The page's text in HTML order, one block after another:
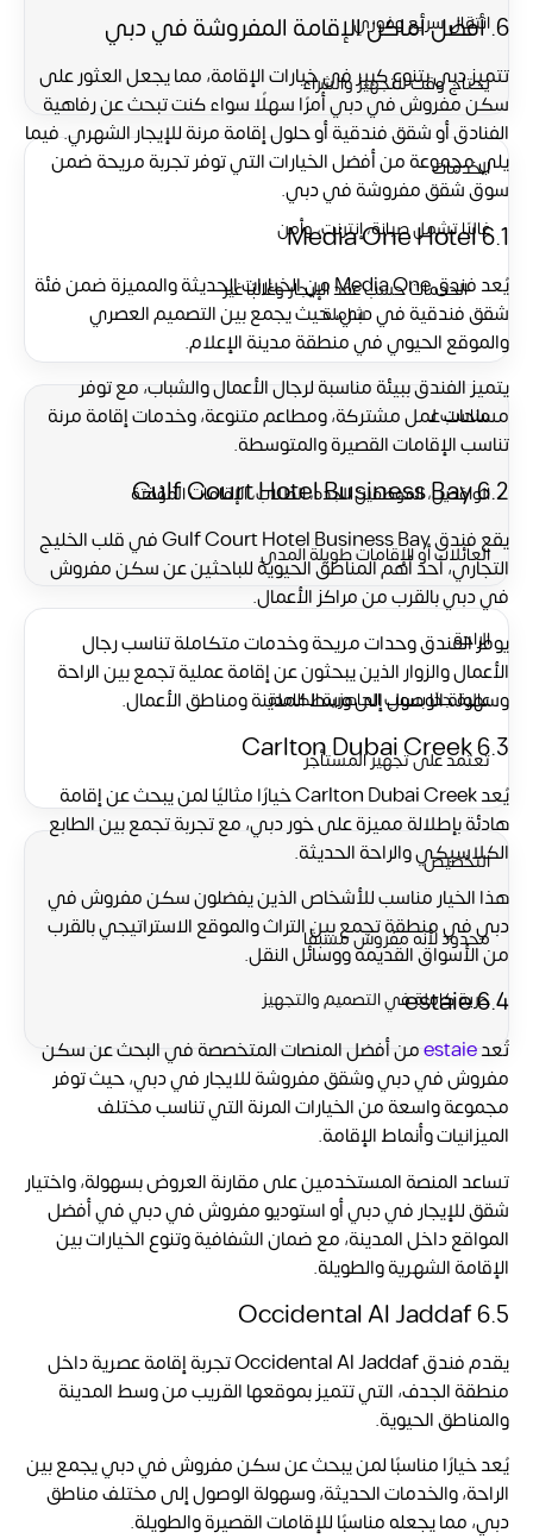
انتقال سريع وفوري
يحتاج وقت للتجهيز والشراء
الخدمات
غالبًا تشمل صيانة، إنترنت، وأمن
الخدمات حسب عقد الإيجار وغالبًا غير
شاملة
مناسب لـ
الوافدين، الموظفين الجدد، الطلاب، الإقامات المؤقتة
العائلات أو الإقامات طويلة المدى
الراحة
عالية جدًا بسبب الجاهزية الكاملة
تعتمد على تجهيز المستأجر
التخصيص
محدود لأنه مفروش مسبقًا
حرية كاملة في التصميم والتجهيز
6. أفضل أماكن الإقامة المفروشة في دبي
تتميز دبي بتنوع كبير في خيارات الإقامة، مما يجعل العثور على
سكن مفروش في دبي أمرًا سهلًا سواء كنت تبحث عن رفاهية
الفنادق أو شقق فندقية أو حلول إقامة مرنة للإيجار الشهري. فيما
يلي مجموعة من أفضل الخيارات التي توفر تجربة مريحة ضمن
سوق شقق مفروشة في دبي.
6.1 Media One Hotel
يُعد فندق Media One من الخيارات الحديثة والمميزة ضمن فئة
شقق فندقية في دبي، حيث يجمع بين التصميم العصري
والموقع الحيوي في منطقة مدينة الإعلام.
يتميز الفندق ببيئة مناسبة لرجال الأعمال والشباب، مع توفر
مساحات عمل مشتركة، ومطاعم متنوعة، وخدمات إقامة مرنة
تناسب الإقامات القصيرة والمتوسطة.
6.2 Gulf Court Hotel Business Bay
يقع فندقGulf Court Hotel Business Bayفي قلب الخليج
التجاري، أحد أهم المناطق الحيوية للباحثين عنسكن مفروش
في دبيبالقرب من مراكز الأعمال.
يوفر الفندق وحدات مريحة وخدمات متكاملة تناسب رجال
الأعمال والزوار الذين يبحثون عن إقامة عملية تجمع بين الراحة
وسهولة الوصول إلى وسط المدينة ومناطق الأعمال.
6.3 Carlton Dubai Creek
يُعد Carlton Dubai Creek خيارًا مثاليًا لمن يبحث عن إقامة
هادئة بإطلالة مميزة على خور دبي، مع تجربة تجمع بين الطابع
الكلاسيكي والراحة الحديثة.
هذا الخيار مناسب للأشخاص الذين يفضلونسكن مفروش في
دبيفي منطقة تجمع بين التراث والموقع الاستراتيجي بالقرب
من الأسواق القديمة ووسائل النقل.
6.4 estaie
تُعدestaieمن أفضل المنصات المتخصصة في البحث عن سكن
مفروش في دبي وشقق مفروشة للايجار في دبي، حيث توفر
مجموعة واسعة من الخيارات المرنة التي تناسب مختلف
الميزانيات وأنماط الإقامة.
تساعد المنصة المستخدمين على مقارنة العروض بسهولة، واختيار
شقق للإيجار في دبي أو استوديو مفروش في دبي في أفضل
المواقع داخل المدينة، مع ضمان الشفافية وتنوع الخيارات بين
الإقامة الشهرية والطويلة.
6.5 Occidental Al Jaddaf
يقدم فندق Occidental Al Jaddaf تجربة إقامة عصرية داخل
منطقة الجدف، التي تتميز بموقعها القريب من وسط المدينة
والمناطق الحيوية.
يُعد خيارًا مناسبًا لمن يبحث عنسكن مفروش في دبييجمع بين
الراحة، والخدمات الحديثة، وسهولة الوصول إلى مختلف مناطق
دبي، مما يجعله مناسبًا للإقامات القصيرة والطويلة.